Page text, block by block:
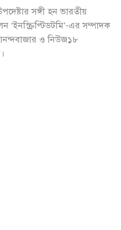
সঙ্গী হন ভারতীয়
‘ইনস্ক্রিপ্টিডটমি’-এর সম্পাদক
ও নিউজ১৮